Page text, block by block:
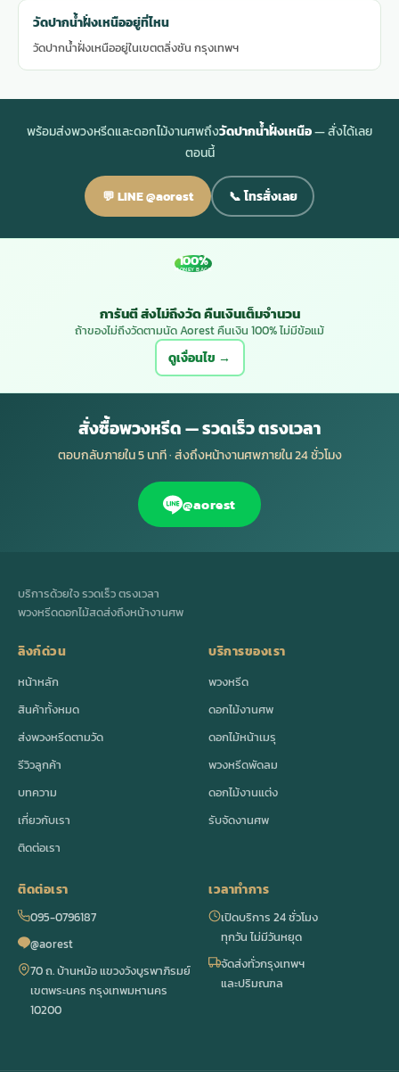
วัดปากน้ำฝั่งเหนืออยู่ที่ไหน
วัดปากน้ำฝั่งเหนืออยู่ในเขตตลิ่งชัน กรุงเทพฯ
พร้อมส่งพวงหรีดและดอกไม้งานศพถึงวัดปากน้ำฝั่งเหนือ— สั่งได้เลย
ตอนนี้
💬 LINE @aorest 📞 โทรสั่งเลย
100%
MONEY BACK
การันตี ส่งไม่ถึงวัด คืนเงินเต็มจำนวน
ถ้าของไม่ถึงวัดตามนัด Aorest คืนเงิน 100% ไม่มีข้อแม้
ดูเงื่อนไข →
สั่งซื้อพวงหรีด — รวดเร็ว ตรงเวลา
ตอบกลับภายใน 5 นาที · ส่งถึงหน้างานศพภายใน 24 ชั่วโมง
@aorest
บริการด้วยใจ รวดเร็ว ตรงเวลา
พวงหรีดดอกไม้สดส่งถึงหน้างานศพ
ลิงก์ด่วน
หน้าหลัก
สินค้าทั้งหมด
ส่งพวงหรีดตามวัด
รีวิวลูกค้า
บทความ
เกี่ยวกับเรา
ติดต่อเรา
บริการของเรา
พวงหรีด
ดอกไม้งานศพ
ดอกไม้หน้าเมรุ
พวงหรีดพัดลม
ดอกไม้งานแต่ง
รับจัดงานศพ
ติดต่อเรา
095-0796187
@aorest
70 ถ. บ้านหม้อ แขวงวังบูรพาภิรมย์
เขตพระนคร กรุงเทพมหานคร
10200
เวลาทำการ
เปิดบริการ 24 ชั่วโมง
ทุกวัน ไม่มีวันหยุด
จัดส่งทั่วกรุงเทพฯ
และปริมณฑล